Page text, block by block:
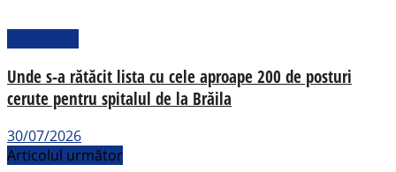
Unde s-a rătăcit lista cu cele aproape 200 de posturi
cerute pentru spitalul de la Brăila
30/07/2026
Articolul următor